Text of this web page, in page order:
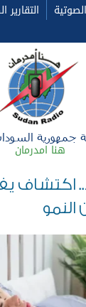
التقارير
جمهورية
هنا امدرمان
اكتشاف